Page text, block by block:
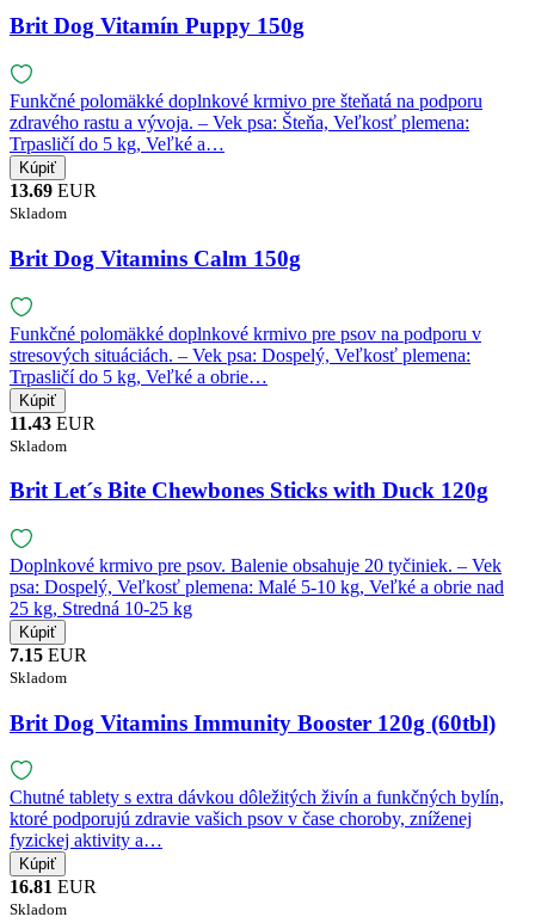
Brit Dog Vitamín Puppy 150g
Funkčné polomäkké doplnkové krmivo pre šteňatá na podporu
zdravého rastu a vývoja. – Vek psa: Šteňa, Veľkosť plemena:
Trpasličí do 5 kg, Veľké a…
13.69 EUR
Skladom
Brit Dog Vitamins Calm 150g
Funkčné polomäkké doplnkové krmivo pre psov na podporu v
stresových situáciách. – Vek psa: Dospelý, Veľkosť plemena:
Trpasličí do 5 kg, Veľké a obrie…
11.43 EUR
Skladom
Brit Let´s Bite Chewbones Sticks with Duck 120g
Doplnkové krmivo pre psov. Balenie obsahuje 20 tyčiniek. – Vek
psa: Dospelý, Veľkosť plemena: Malé 5-10 kg, Veľké a obrie nad
25 kg, Stredná 10-25 kg
7.15 EUR
Skladom
Brit Dog Vitamins Immunity Booster 120g (60tbl)
Chutné tablety s extra dávkou dôležitých živín a funkčných bylín,
ktoré podporujú zdravie vašich psov v čase choroby, zníženej
fyzickej aktivity a…
16.81 EUR
Skladom